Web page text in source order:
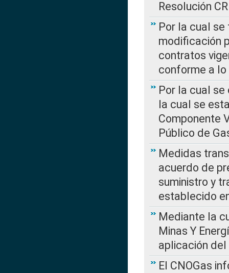
Resolución
Por la cual
modificación
contratos
conforme a lo
Por la cual se
la cual se
Componente
Público de
Medidas
acuerdo de
suministro y
establecido
Mediante la
Minas Y
aplicación
El CNOGas